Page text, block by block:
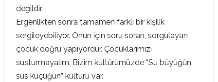
değildir.
Ergenlikten sonra tamamen farklı bir kişilik
sergileyebiliyor. Onun için soru soran, sorgulayan
çocuk doğru yapıyordur. Çocuklarımızı
susturmayalım. Bizim kültürümüzde “Su büyüğün
sus küçüğün” kültürü var.